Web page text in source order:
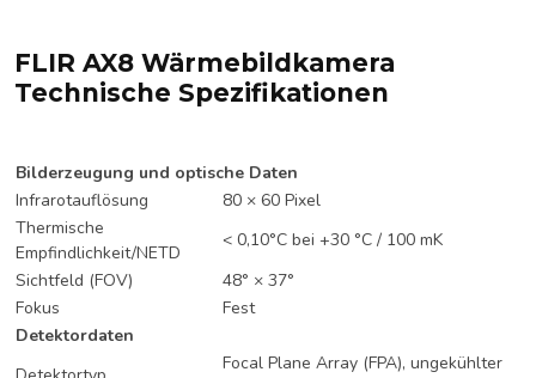
FLIR AX8 Wärmebildkamera
Technische Spezifikationen
Bilderzeugung und optische Daten
Infrarotauflösung
80 × 60 Pixel
Thermische
Empfindlichkeit/NETD
< 0,10°C bei +30 °C / 100 mK
Sichtfeld (FOV)
48° × 37°
Fokus
Fest
Detektordaten
Focal Plane Array (FPA), ungekühlter